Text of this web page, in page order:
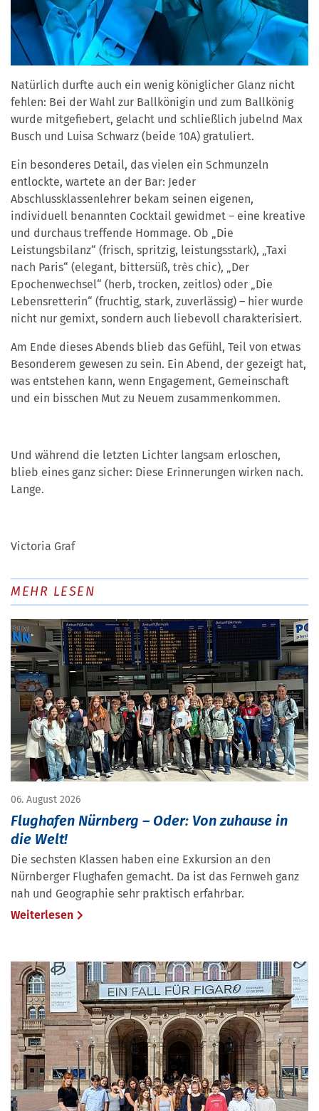
Natürlich durfte auch ein wenig königlicher Glanz nicht
fehlen: Bei der Wahl zur Ballkönigin und zum Ballkönig
wurde mitgefiebert, gelacht und schließlich jubelnd Max
Busch und Luisa Schwarz (beide 10A) gratuliert.
Ein besonderes Detail, das vielen ein Schmunzeln
entlockte, wartete an der Bar: Jeder
Abschlussklassenlehrer bekam seinen eigenen,
individuell benannten Cocktail gewidmet – eine kreative
und durchaus treffende Hommage. Ob „Die
Leistungsbilanz“ (frisch, spritzig, leistungsstark), „Taxi
nach Paris“ (elegant, bittersüß, très chic), „Der
Epochenwechsel“ (herb, trocken, zeitlos) oder „Die
Lebensretterin“ (fruchtig, stark, zuverlässig) – hier wurde
nicht nur gemixt, sondern auch liebevoll charakterisiert.
Am Ende dieses Abends blieb das Gefühl, Teil von etwas
Besonderem gewesen zu sein. Ein Abend, der gezeigt hat,
was entstehen kann, wenn Engagement, Gemeinschaft
und ein bisschen Mut zu Neuem zusammenkommen.
Und während die letzten Lichter langsam erloschen,
blieb eines ganz sicher: Diese Erinnerungen wirken nach.
Lange.
Victoria Graf
MEHR LESEN
06. August 2026
Flughafen Nürnberg – Oder: Von zuhause in
die Welt!
Die sechsten Klassen haben eine Exkursion an den
Nürnberger Flughafen gemacht. Da ist das Fernweh ganz
nah und Geographie sehr praktisch erfahrbar.
Weiterlesen